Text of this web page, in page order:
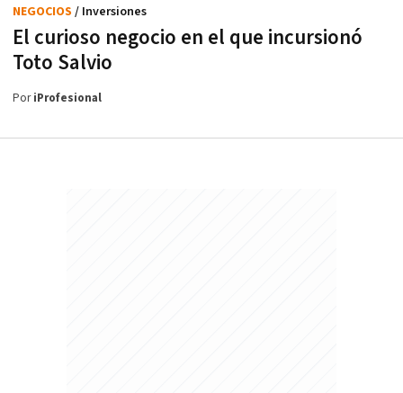
El curioso negocio en el que incursionó
Toto Salvio
NEGOCIOS / Inversiones
PoriProfesional